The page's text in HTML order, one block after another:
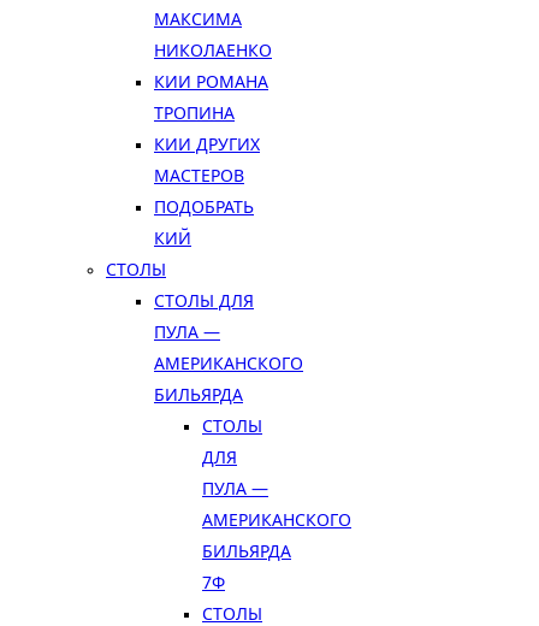
МАКСИМА
НИКОЛАЕНКО
КИИ РОМАНА
ТРОПИНА
КИИ ДРУГИХ
МАСТЕРОВ
ПОДОБРАТЬ
КИЙ
СТОЛЫ
СТОЛЫ ДЛЯ
ПУЛА —
АМЕРИКАНСКОГО
БИЛЬЯРДА
СТОЛЫ
ДЛЯ
ПУЛА —
АМЕРИКАНСКОГО
БИЛЬЯРДА
7Ф
СТОЛЫ